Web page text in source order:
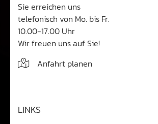
Sie erreichen uns
telefonisch von Mo. bis Fr.
10.00-17.00 Uhr
Wir freuen uns auf Sie!
Anfahrt planen
LINKS